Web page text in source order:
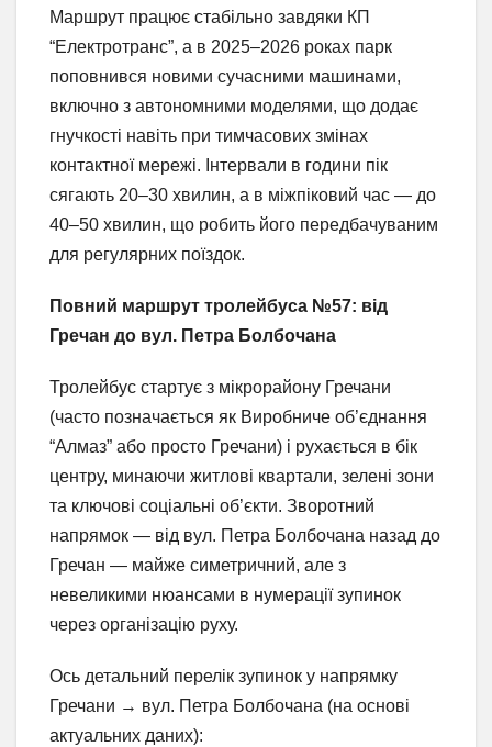
Маршрут працює стабільно завдяки КП
“Електротранс”, а в 2025–2026 роках парк
поповнився новими сучасними машинами,
включно з автономними моделями, що додає
гнучкості навіть при тимчасових змінах
контактної мережі. Інтервали в години пік
сягають 20–30 хвилин, а в міжпіковий час — до
40–50 хвилин, що робить його передбачуваним
для регулярних поїздок.
Повний маршрут тролейбуса №57: від
Гречан до вул. Петра Болбочана
Тролейбус стартує з мікрорайону Гречани
(часто позначається як Виробниче об’єднання
“Алмаз” або просто Гречани) і рухається в бік
центру, минаючи житлові квартали, зелені зони
та ключові соціальні об’єкти. Зворотний
напрямок — від вул. Петра Болбочана назад до
Гречан — майже симетричний, але з
невеликими нюансами в нумерації зупинок
через організацію руху.
Ось детальний перелік зупинок у напрямку
Гречани → вул. Петра Болбочана (на основі
актуальних даних):